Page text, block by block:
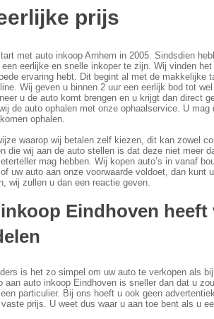
prijs
met auto inkoop Arnhem in 2005. Sindsdien
een eerlijke en snelle inkoper te zijn. Wij vinden
ervaring hebt. Dit begint al met de makkelijke
Wij geven u binnen 2 uur een eerlijk bod tot
u de auto komt brengen en u krijgt dan direct
de auto ophalen met onze ophaalservice. U mag
ophalen.
waarop wij betalen zelf kiezen, dit kan zowel
die wij aan de auto stellen is dat deze niet meer
mag hebben. Wij kopen auto’s in vanaf
uw auto aan onze voorwaarde voldoet, dan kunt
wij zullen u dan een reactie geven.
Eindhoven heeft
is het zo simpel om uw auto te verkopen als
aan auto inkoop Eindhoven is sneller dan dat u
particulier. Bij ons hoeft u ook geen
prijs. U weet dus waar u aan toe bent als u